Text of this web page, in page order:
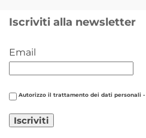
Iscriviti alla newsletter
Email
Autorizzo il trattamento dei dati personali -